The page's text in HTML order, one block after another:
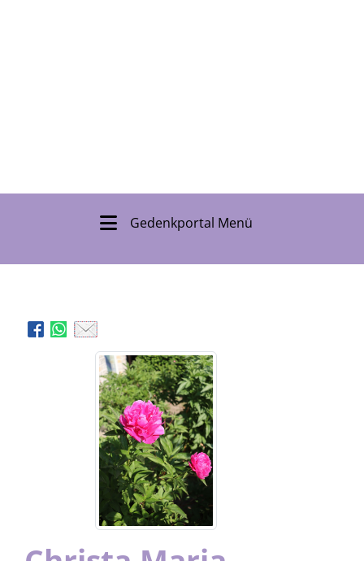
Gedenkportal Menü